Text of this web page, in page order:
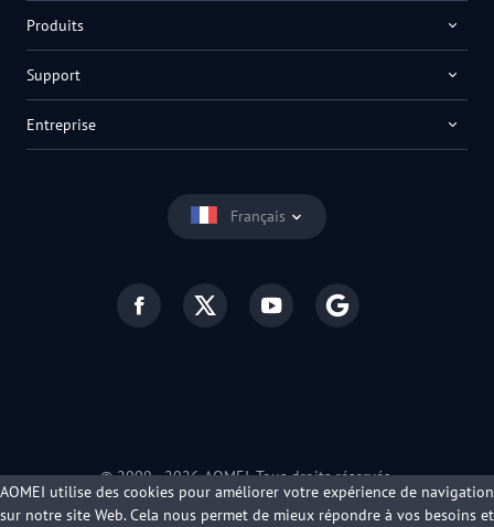
Français
Produits
Support
Entreprise
© 2009 -2026AOMEI. Tous droits réservés.
Politique de confidentialité
Conditions d’utilisation
AOMEI utilise des cookies pour améliorer votre expérience de navigation
sur notre site Web. Cela nous permet de mieux répondre à vos besoins et